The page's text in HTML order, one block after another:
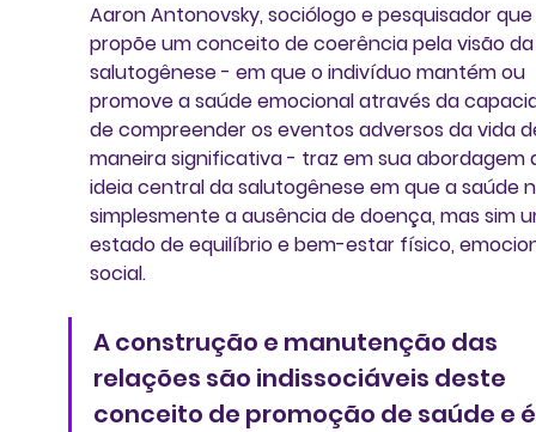
Aaron Antonovsky, sociólogo e pesquisador que
propõe um conceito de coerência pela visão
salutogênese - em que o indivíduo mantém ou
promove a saúde emocional através da
de compreender os eventos adversos da vida
maneira significativa - traz em sua abordagem
ideia central da salutogênese em que a saúde
simplesmente a ausência de doença, mas sim
estado de equilíbrio e bem-estar físico,
social.
A construção e manutenção das
relações são indissociáveis deste
conceito de promoção de saúde e